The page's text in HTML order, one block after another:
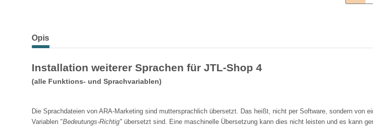
Opis
Installation weiterer Sprachen für JTL-Shop 4
(alle Funktions- und Sprachvariablen)
Die Sprachdateien von ARA-Marketing sind muttersprachlich übersetzt. Das heißt, nicht per Software, sondern von
Variablen "Bedeutungs-Richtig" übersetzt sind. Eine maschinelle Übersetzung kann dies nicht leisten und es kann